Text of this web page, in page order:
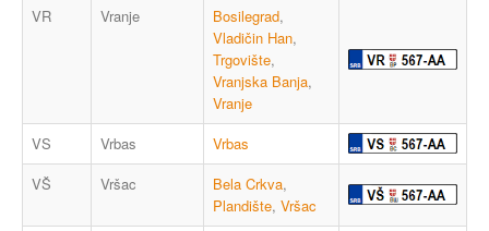
VR
Vranje Bosilegrad,
Vladičin Han,
Trgovište,
Vranjska Banja,
Vranje
VS
Vrbas
Vrbas
VŠ
Vršac Bela Crkva,
Plandište, Vršac